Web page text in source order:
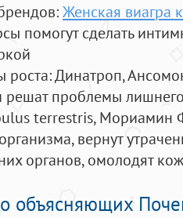
Женская виагра
помогут сделать
роста: Динатроп,
решат проблемы
terrestris, Мориамин
вернут
органов, омолодят
объясняющих